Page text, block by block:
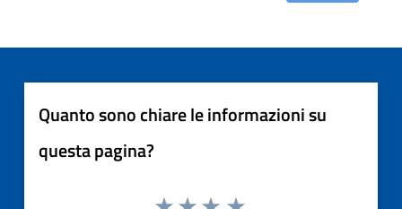
Quanto sono chiare le informazioni su
questa pagina?